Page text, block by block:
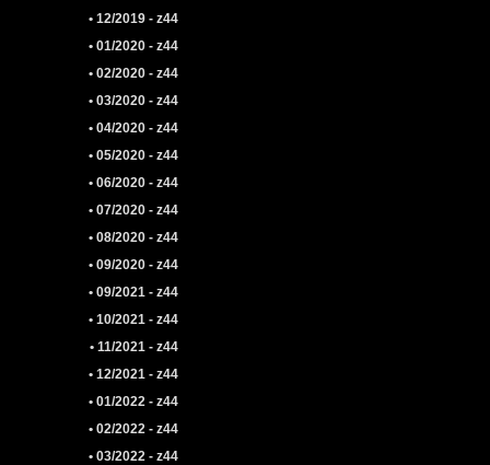
• 12/2019 - z44
• 01/2020 - z44
• 02/2020 - z44
• 03/2020 - z44
• 04/2020 - z44
• 05/2020 - z44
• 06/2020 - z44
• 07/2020 - z44
• 08/2020 - z44
• 09/2020 - z44
• 09/2021 - z44
• 10/2021 - z44
• 11/2021 - z44
• 12/2021 - z44
• 01/2022 - z44
• 02/2022 - z44
• 03/2022 - z44